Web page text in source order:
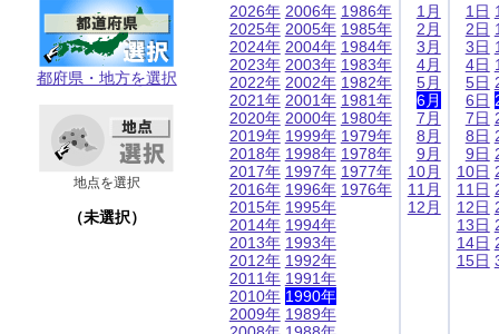
都府県・地方を選択
地点を選択
（未選択）
2026年
2025年
2024年
2023年
2022年
2021年
2020年
2019年
2018年
2017年
2016年
2015年
2014年
2013年
2012年
2011年
2010年
2009年
2006年
2005年
2004年
2003年
2002年
2001年
2000年
1999年
1998年
1997年
1996年
1995年
1994年
1993年
1992年
1991年
1990年
1989年
1986年
1985年
1984年
1983年
1982年
1981年
1980年
1979年
1978年
1977年
1976年
1月
2月
3月
4月
5月
6月
7月
8月
9月
10月
11月
12月
1日
2日
3日
4日
5日
6日
7日
8日
9日
10日
11日
12日
13日
14日
15日